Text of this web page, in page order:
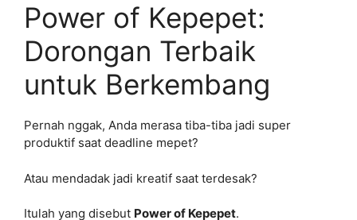
Power of Kepepet:
Dorongan Terbaik
untuk Berkembang
Pernah nggak, Anda merasa tiba-tiba jadi super
produktif saat deadline mepet?
Atau mendadak jadi kreatif saat terdesak?
Itulah yang disebut Power of Kepepet.